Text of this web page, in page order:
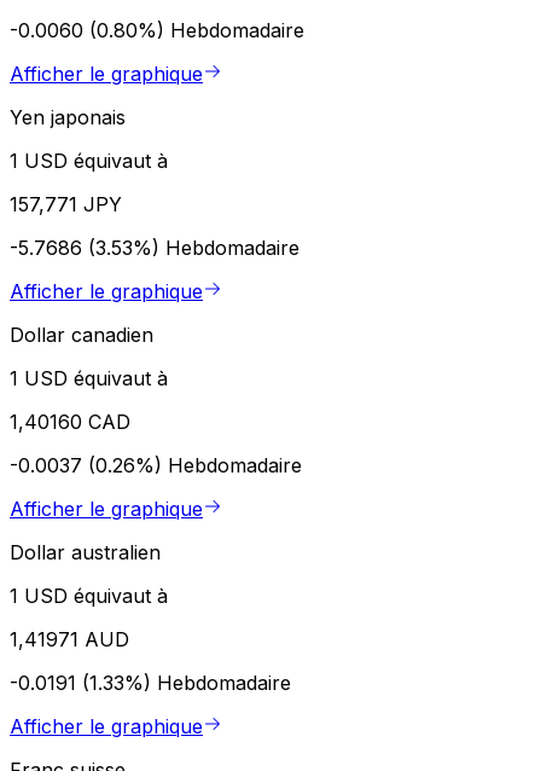
-0.0060 (0.80%) Hebdomadaire
Afficher le graphique
Yen japonais
1 USD équivaut à
157,771 JPY
-5.7686 (3.53%) Hebdomadaire
Afficher le graphique
Dollar canadien
1 USD équivaut à
1,40160 CAD
-0.0037 (0.26%) Hebdomadaire
Afficher le graphique
Dollar australien
1 USD équivaut à
1,41971 AUD
-0.0191 (1.33%) Hebdomadaire
Afficher le graphique